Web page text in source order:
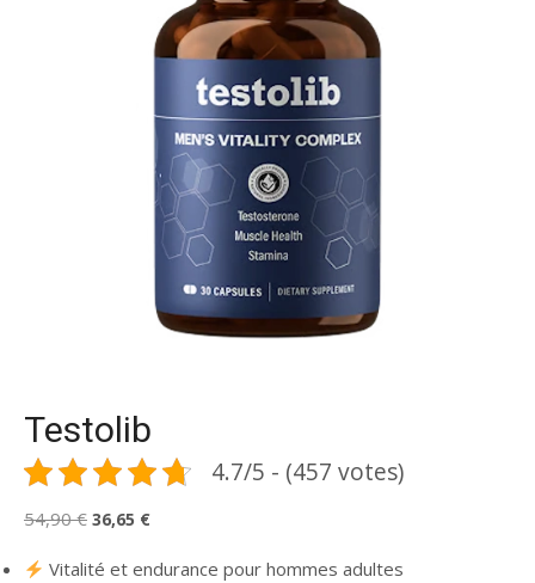
Testolib
4.7/5 - (457 votes)
54,90€ Le
36,65 €Le
Vitalité et endurance pour hommes adultes